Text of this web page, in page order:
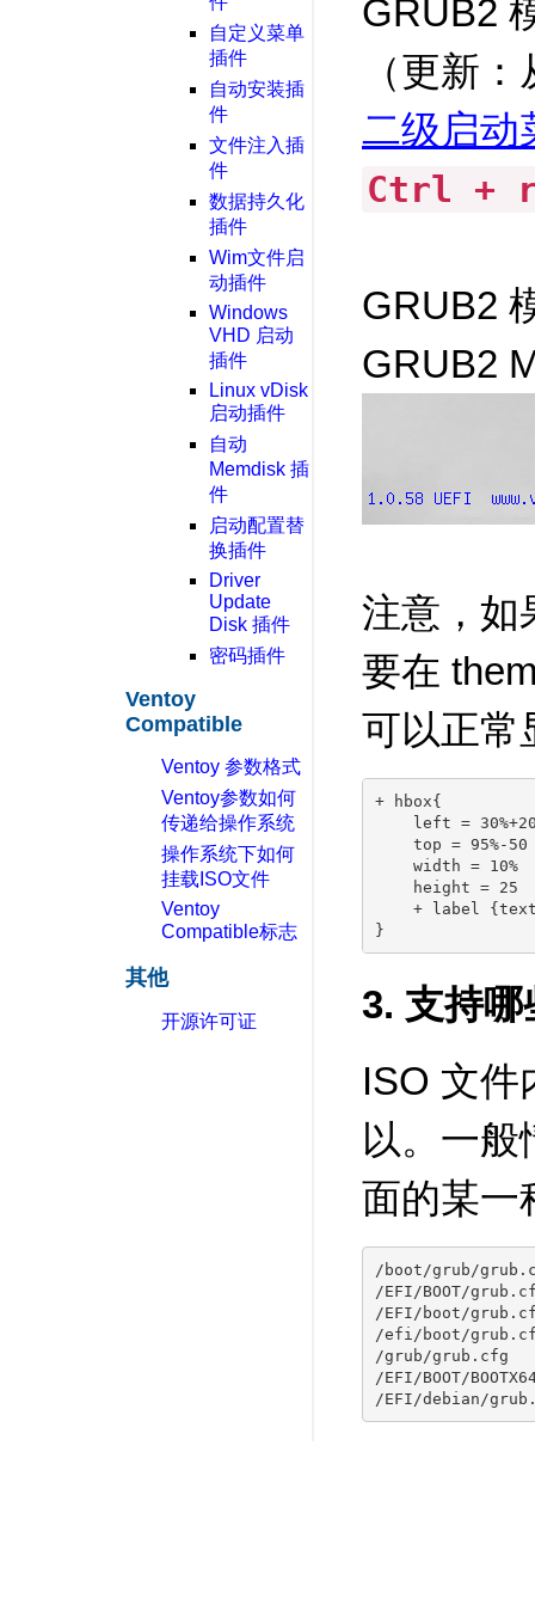
自定义菜单
插件
自动安装插
件
文件注入插
件
数据持久化
插件
Wim文件启
动插件
Windows
VHD 启动
插件
Linux vDisk
启动插件
自动
Memdisk 插
件
启动配置替
换插件
Driver
Update
Disk 插件
密码插件
Ventoy
Compatible
Ventoy 参数格式
Ventoy参数如何
传递给操作系统
操作系统下如何
挂载ISO文件
Ventoy
Compatible标志
其他
开源许可证
GRUB2
（更新
二级启动
Ctrl +
GRUB2
GRUB2
注意，如
要在
可以正常
+ hbox{
left =
    top = 95%-50
    width = 10%
    height = 25
+ label
3. 支持
ISO 文件
以。一
面的某一
/boot/grub/
/EFI/BOOT/
/EFI/boot/
/efi/boot/
/grub/grub.cfg
/EFI/BOOT/